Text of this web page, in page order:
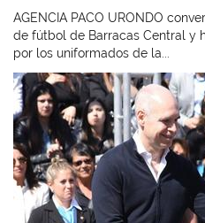
AGENCIA PACO URONDO
de fútbol de Barracas Central y
por los uniformados de la...
Imagen